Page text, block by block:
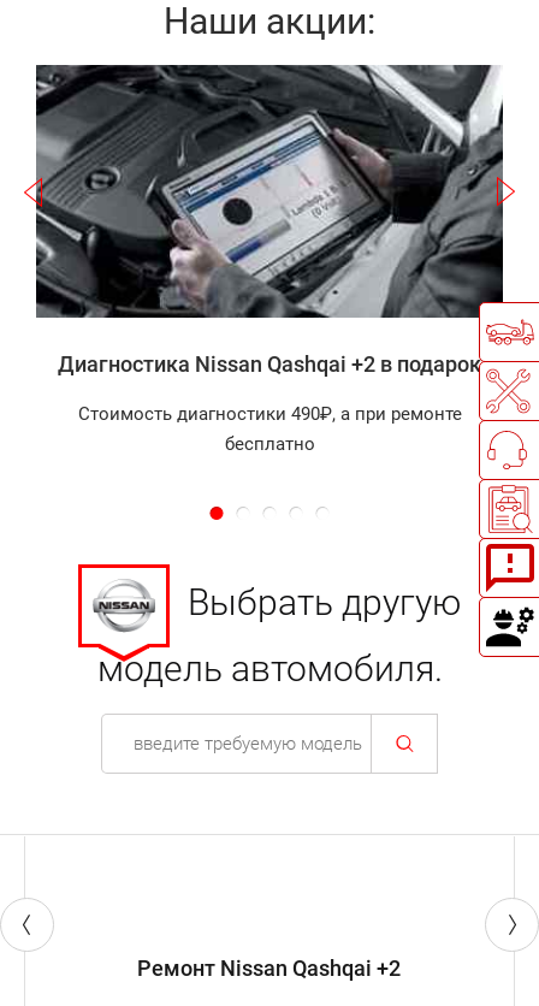
Наши акции:
Записаться
Диагностика Nissan Qashqai +2 в подарок
Стоимость диагностики 490₽, а при ремонте
бесплатно
Выбрать другую
модель автомобиля.
Ремонт Nissan Qashqai +2